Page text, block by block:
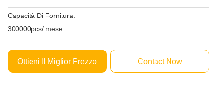
Capacità Di Fornitura:
300000pcs/ mese
Ottieni Il Miglior Prezzo Contact Now